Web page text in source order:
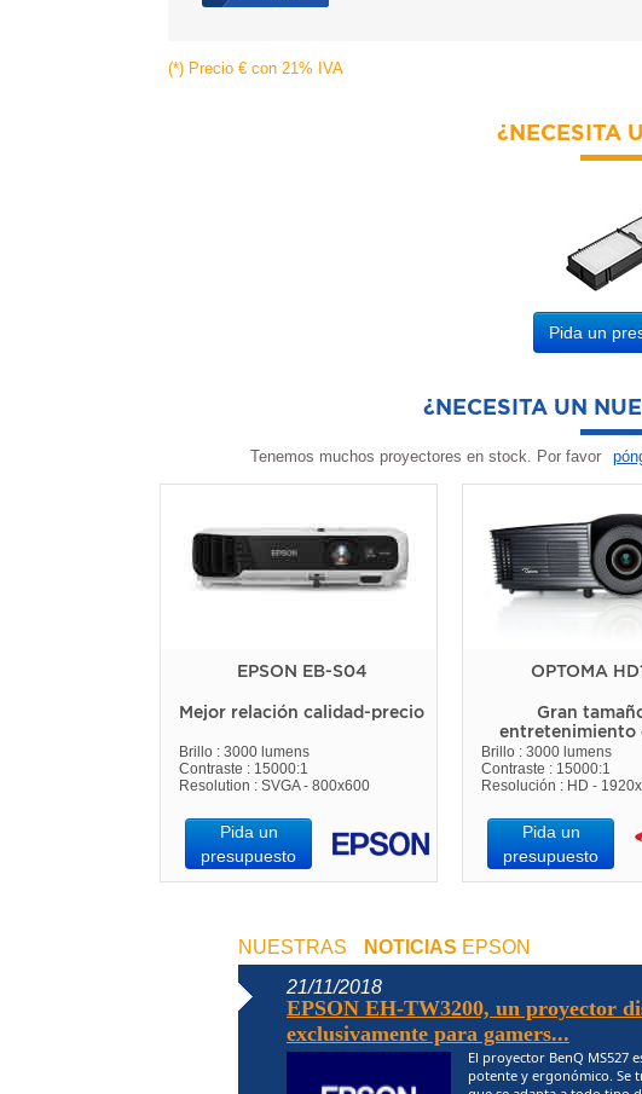
(*) Precio € con 21% IVA
¿NECESITA
Pida un
¿NECESITA UN
Tenemos muchos proyectores en stock. Por favor
EPSON EB-S04
Mejor relación calidad-precio
Brillo : 3000 lumens
Contraste : 15000:1
Resolution : SVGA - 800x600
Pida un
presupuesto
OPTOMA
Gran
entretenimiento
Brillo : 3000 lumens
Contraste : 15000:1
Resolución : HD -
Pida un
presupuesto
NUESTRAS NOTICIAS EPSON
21/11/2018
EPSON EH-TW3200, un proyector
exclusivamente para gamers...
El proyector BenQ MS527
potente y ergonómico. Se